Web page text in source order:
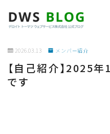
ホーム
2026.03.13 メンバー紹介
【自己紹介】2025
です